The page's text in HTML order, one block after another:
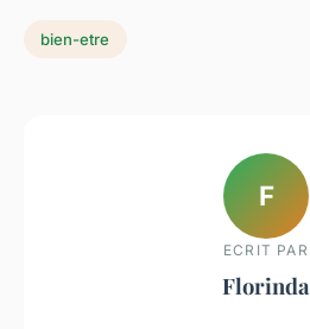
bien-etre
F
ECRIT PAR
Florinda